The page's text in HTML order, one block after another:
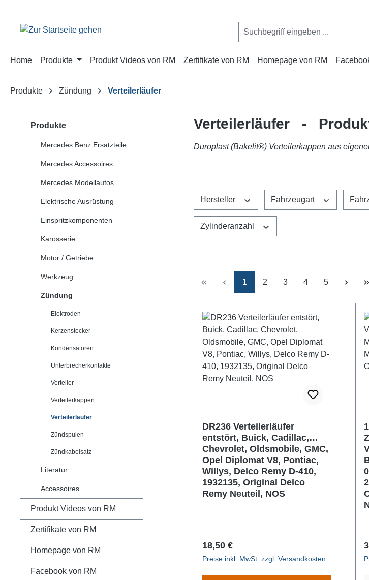
Home Produkte Produkt Videos von RM Zertifikate von RM Homepage von RM
Produkte Zündung Verteilerläufer
Produkte
Mercedes Benz Ersatzteile
Mercedes Accessoires
Mercedes Modellautos
Elektrische Ausrüstung
Einspritzkomponenten
Karosserie
Motor / Getriebe
Werkzeug
Zündung
Elektroden
Kerzenstecker
Kondensatoren
Unterbrecherkontakte
Verteiler
Verteilerkappen
Verteilerläufer
Zündspulen
Zündkabelsatz
Literatur
Accessoires
Produkt Videos von RM
Zertifikate von RM
Homepage von RM
Facebook von RM
Verteilerläufer -
Duroplast (Bakelit®) Verteilerkappen aus
Hersteller Fahrzeugart
Zylinderanzahl
Seite
1 Seite
2 Seite
3 Seite
4 Seite
5
DR236 Verteilerläufer
entstört, Buick, Cadillac,
Chevrolet, Oldsmobile, GMC,
Opel Diplomat V8, Pontiac,
Willys, Delco Remy D-410,
1932135, Original Delco
Remy Neuteil, NOS
Regulärer Preis:
18,50 €
Preise inkl. MwSt. zzgl. Versandkosten